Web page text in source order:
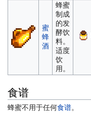
蜜
蜂
酒
蜂蜜
制成
的发
酵饮
料。
适度
饮
用。
食谱
蜂蜜不用于任何食谱。